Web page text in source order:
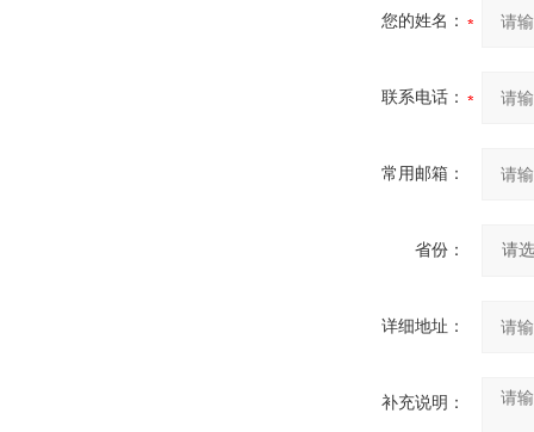
您的姓名：
联系电话：
常用邮箱：
省份：
详细地址：
补充说明：